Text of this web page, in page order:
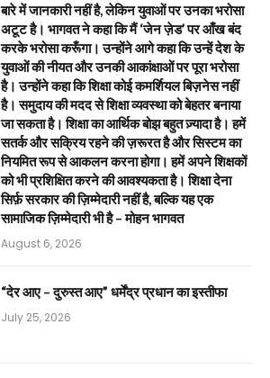
बारे में जानकारी नहीं है, लेकिन युवाओं पर उनका भरोसा
अटूट है। भागवत ने कहा कि मैं ‘जेन ज़ेड’ पर आँख बंद
करके भरोसा करूँगा। उन्होंने आगे कहा कि उन्हें देश के
युवाओं की नीयत और उनकी आकांक्षाओं पर पूरा भरोसा
है। उन्होंने कहा कि शिक्षा कोई कमर्शियल बिज़नेस नहीं
है। समुदाय की मदद से शिक्षा व्यवस्था को बेहतर बनाया
जा सकता है। शिक्षा का आर्थिक बोझ बहुत ज़्यादा है। हमें
सतर्क और सक्रिय रहने की ज़रूरत है और सिस्टम का
नियमित रूप से आकलन करना होगा। हमें अपने शिक्षकों
को भी प्रशिक्षित करने की आवश्यकता है। शिक्षा देना
सिर्फ़ सरकार की ज़िम्मेदारी नहीं है, बल्कि यह एक
सामाजिक ज़िम्मेदारी भी है – मोहन भागवत
August 6, 2026
“देर आए – दुरुस्त आए” धर्मेंद्र प्रधान का इस्तीफा
July 25, 2026